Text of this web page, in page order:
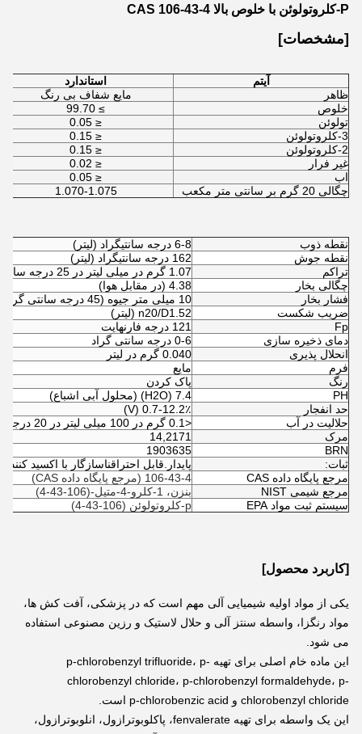
P-کلروتولوئن با خلوص بالا CAS 106-43-4
[مشخصات]
آیتم
استاندارد
ظاهر
مایع شفاف بی رنگ
خلوص
≥ 99.70
تولوئن
≤ 0.05
3-کلروتولوئن
≤ 0.15
2-کلروتولوئن
≤ 0.15
غیر فرار
≤ 0.02
اب
≤ 0.05
چگالی 20 گرم بر سانتی متر مکعب
1.070-1.075
نقطه ذوب
6-8 درجه سانتیگراد (لیتر)
نقطه جوش
162 درجه سانتیگراد (لیتر)
تراکم
1.07 گرم در میلی لیتر در 25 درجه سانتی گراد (لیتر)
چگالی بخار
4.38 (در مقابل هوا)
فشار بخار
10 میلی متر جیوه (45 درجه سانتی گراد)
ضریب شکست
n20/D1.52 (لیتر)
Fp
121 درجه فارنهایت
دمای ذخیره سازی
0-6 درجه سانتی گراد
انحلال پذیری
0.040 گرم در لیتر
فرم
مایع
رنگ
پاک کردن
PH
7.4 (H2O) (محلول آبی اشباع)
حد انفجار
0.7-12.2٪ (V)
حلالیت در آب
<0.1 گرم در 100 میلی لیتر در 20 درجه سانتیگراد
مرک
14,2171
BRN
1903635
ثبات:
پایدار.قابل احتراقناسازگار با اکسید
مرجع پایگاه داده CAS
106-43-4 (مرجع پایگاه داده CAS)
مرجع شیمی NIST
بنزن، 1-کلرو-4-متیل-(106-43-4)
سیستم ثبت مواد EPA
p-کلروتولوئن (106-43-4)
[کاربرد محصول]
می شود.
این ماده خام اصلی برای تهیه p-chlorobenzyl trifluoride، p-
chlorobenzyl chloride، p-chlorobenzyl formaldehyde، p-
chlorobenzyl chloride و p-chlorobenzic acid است.